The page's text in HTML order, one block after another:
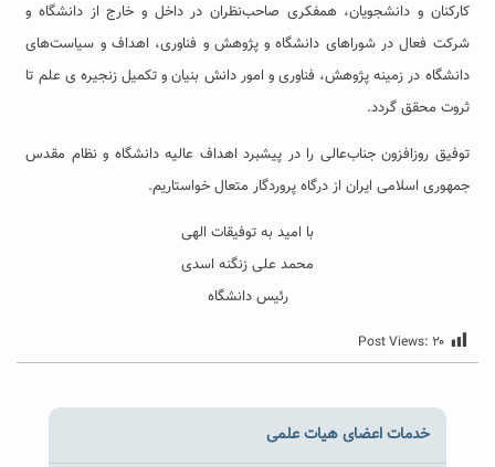
کارکنان و دانشجویان، همفکری صاحب‌نظران در داخل و خارج از دانشگاه و
شرکت فعال در شوراهای دانشگاه و پژوهش و فناوری، اهداف و سیاست‌های
دانشگاه در زمینه پژوهش، فناوری و امور دانش بنیان و تکمیل زنجیره ی علم تا
ثروت محقق گردد.
توفیق روزافزون جناب‌عالی را در پیشبرد اهداف عالیه دانشگاه و نظام مقدس
جمهوری اسلامی ایران از درگاه پروردگار متعال خواستاریم.
با امید به توفیقات الهی
محمد علی زنگنه اسدی
رئیس دانشگاه
Post Views: ۲۰
خدمات اعضای هیات علمی